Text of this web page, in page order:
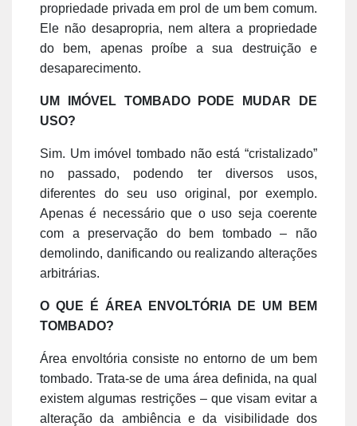
propriedade privada em prol de um bem comum.
Ele não desapropria, nem altera a propriedade
do bem, apenas proíbe a sua destruição e
desaparecimento.
UM IMÓVEL TOMBADO PODE MUDAR DE
USO?
Sim. Um imóvel tombado não está “cristalizado”
no passado, podendo ter diversos usos,
diferentes do seu uso original, por exemplo.
Apenas é necessário que o uso seja coerente
com a preservação do bem tombado – não
demolindo, danificando ou realizando alterações
arbitrárias.
O QUE É ÁREA ENVOLTÓRIA DE UM BEM
TOMBADO?
Área envoltória consiste no entorno de um bem
tombado. Trata-se de uma área definida, na qual
existem algumas restrições – que visam evitar a
alteração da ambiência e da visibilidade dos